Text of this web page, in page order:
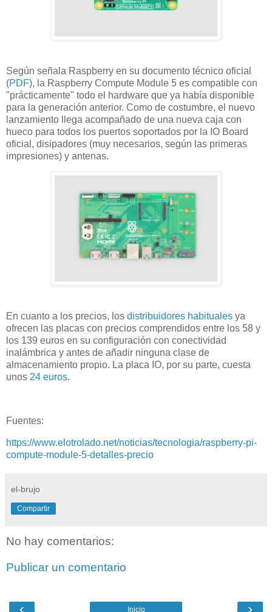
Según señala Raspberry en su documento técnico oficial
(PDF), la Raspberry Compute Module 5 es compatible con
"prácticamente" todo el hardware que ya había disponible
para la generación anterior. Como de costumbre, el nuevo
lanzamiento llega acompañado de una nueva caja con
hueco para todos los puertos soportados por la IO Board
oficial, disipadores (muy necesarios, según las primeras
impresiones) y antenas.
En cuanto a los precios, los distribuidores habituales ya
ofrecen las placas con precios comprendidos entre los 58 y
los 139 euros en su configuración con conectividad
inalámbrica y antes de añadir ninguna clase de
almacenamiento propio. La placa IO, por su parte, cuesta
unos 24 euros.
Fuentes:
https://www.elotrolado.net/noticias/tecnologia/raspberry-pi-
compute-module-5-detalles-precio
el-brujo
Compartir
No hay comentarios:
Publicar un comentario
‹ ›
Inicio